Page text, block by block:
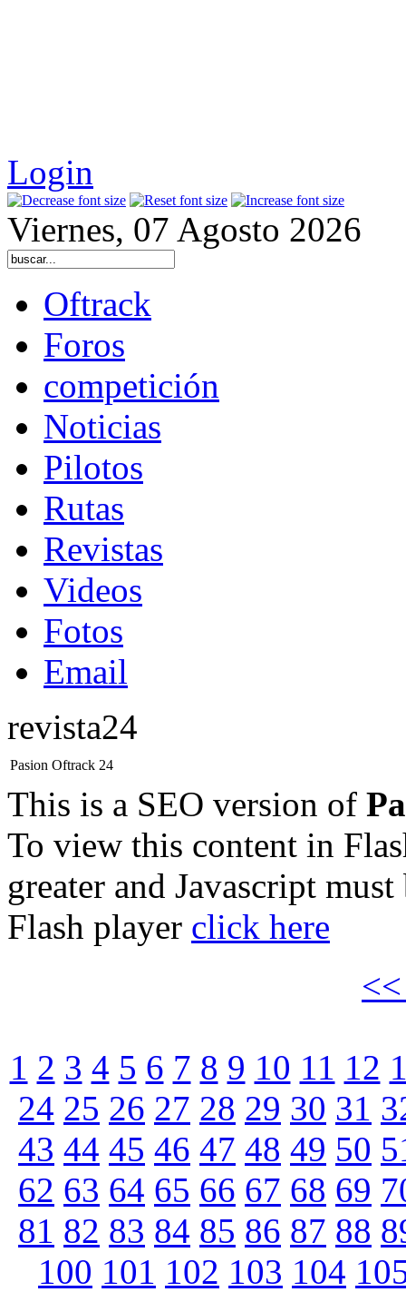
Login
Viernes, 07 Agosto 2026
Oftrack
Foros
competición
Noticias
Pilotos
Rutas
Revistas
Videos
Fotos
Email
revista24
Pasion Oftrack 24
This is a SEO version of
To view this content in
greater and Javascript
Flash player click here
1 2 3 4 5 6 7 8 9 10 11 12
24 25 26 27 28 29 30 31
43 44 45 46 47 48 49 50
62 63 64 65 66 67 68 69
81 82 83 84 85 86 87 88
100 101 102 103 104